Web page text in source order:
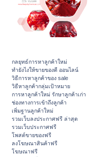
กลยุทธ์การหาลูกค้าใหม่
ทํายังไงให้ขายของดี ออนไลน์
วิธีการหาลูกค้าของ sale
วิธีหาลูกค้ากลุ่มเป้าหมาย
การหาลูกค้าใหม่ รักษาลูกค้าเก่า
ช่องทางการเข้าถึงลูกค้า
เพิ่มฐานลูกค้าใหม่
รวมเว็บลงประกาศฟรี ล่าสุด
รวมเว็บประกาศฟรี
โพสต์ขายของฟรี
ลงโฆษณาสินค้าฟรี
โฆษณาฟรี